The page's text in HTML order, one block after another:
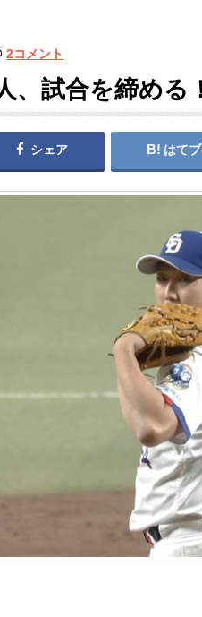
2コメント
、試合を締める
シェア はてブ